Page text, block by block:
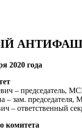
2020 года
– председатель,
– зам.
– ответственный
комитета